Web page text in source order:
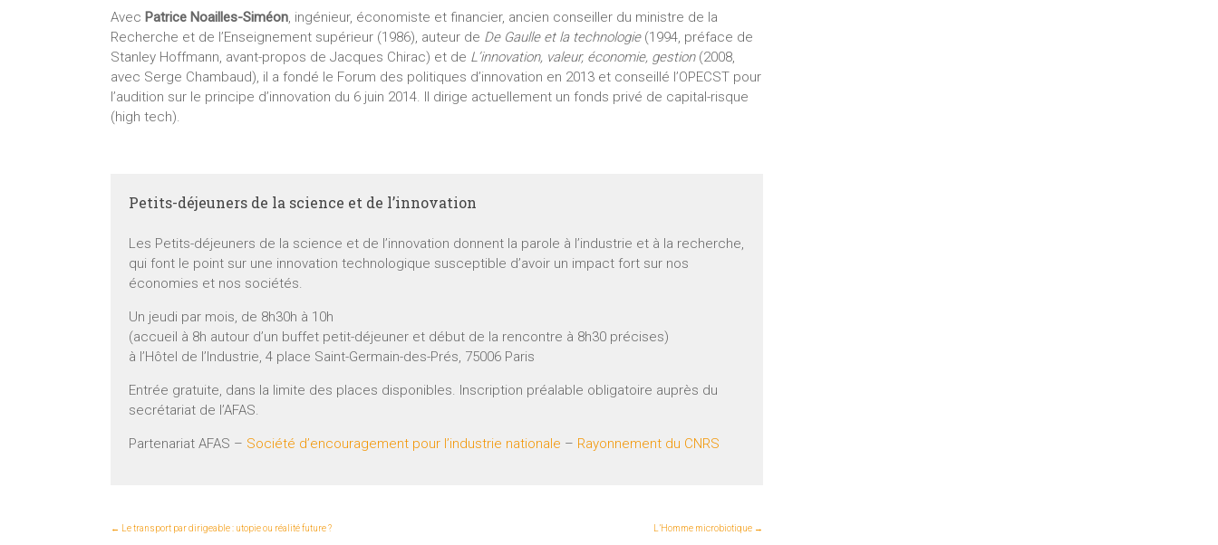
Avec Patrice Noailles-Siméon, ingénieur, économiste et financier, ancien conseiller du ministre de la
Recherche et de l’Enseignement supérieur (1986), auteur de De Gaulle et la technologie(1994, préface de
Stanley Hoffmann, avant-propos de Jacques Chirac) et de L’innovation, valeur, économie, gestion(2008,
avec Serge Chambaud), il a fondé le Forum des politiques d’innovation en 2013 et conseillé l’OPECST pour
l’audition sur le principe d’innovation du 6 juin 2014. Il dirige actuellement un fonds privé de capital-risque
(high tech).
Petits-déjeuners de la science et de l’innovation
Les Petits-déjeuners de la science et de l’innovation donnent la parole à l’industrie et à la recherche,
qui font le point sur une innovation technologique susceptible d’avoir un impact fort sur nos
économies et nos sociétés.
Un jeudi par mois, de 8h30h à 10h
(accueil à 8h autour d’un buffet petit-déjeuner et début de la rencontre à 8h30 précises)
à l’Hôtel de l’Industrie, 4 place Saint-Germain-des-Prés, 75006 Paris
Entrée gratuite, dans la limite des places disponibles. Inscription préalable obligatoire auprès du
secrétariat de l’AFAS.
Partenariat AFAS – Société d’encouragement pour l’industrie nationale – Rayonnement du CNRS
← Le transport par dirigeable : utopie ou réalité future ? L’Homme microbiotique →